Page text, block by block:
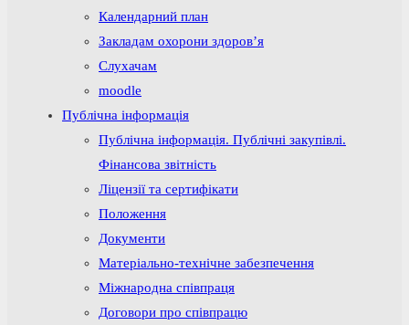
Календарний план
Закладам охорони здоров’я
Слухачам
moodle
Публічна інформація
Публічна інформація. Публічні закупівлі.
Фінансова звітність
Ліцензії та сертифікати
Положення
Документи
Матеріально-технічне забезпечення
Міжнародна співпраця
Договори про співпрацю